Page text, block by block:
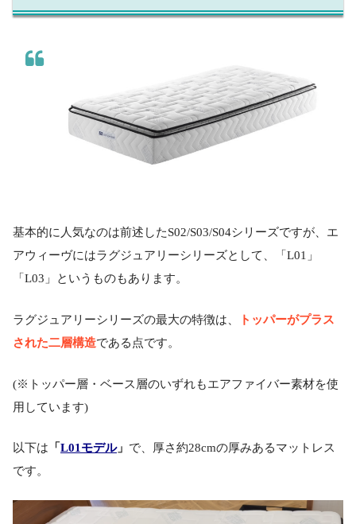
基本的に人気なのは前述したS02/S03/S04シリーズですが、エ
アウィーヴにはラグジュアリーシリーズとして、「L01」
「L03」というものもあります。
ラグジュアリーシリーズの最大の特徴は、
トッパーがプラス
された二層構造である点です。
(※トッパー層・ベース層のいずれもエアファイバー素材を使
用しています)
以下は 「 L01モデル」 で、厚さ約28cmの厚みあるマットレス
です。